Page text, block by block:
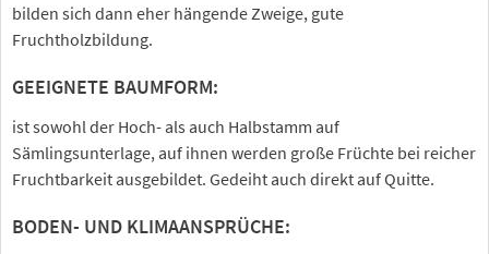
bilden sich dann eher hängende Zweige, gute
Fruchtholzbildung.
GEEIGNETE BAUMFORM:
ist sowohl der Hoch- als auch Halbstamm auf
Sämlingsunterlage, auf ihnen werden große Früchte bei reicher
Fruchtbarkeit ausgebildet. Gedeiht auch direkt auf Quitte.
BODEN- UND KLIMAANSPRÜCHE: